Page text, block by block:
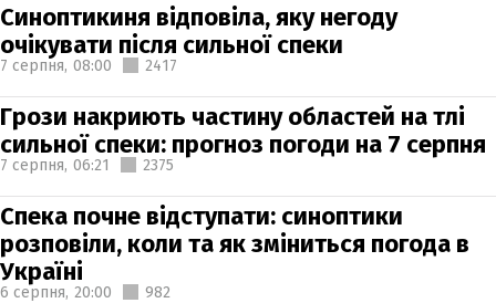
Синоптикиня відповіла, яку негоду
очікувати після сильної спеки
7 серпня, 08:00 2417
Грози накриють частину областей на тлі
сильної спеки: прогноз погоди на 7 серпня
7 серпня, 06:21 2375
Спека почне відступати: синоптики
розповіли, коли та як зміниться погода в
Україні
6 серпня, 20:00 982